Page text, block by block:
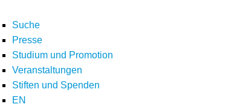
Suche
Presse
Studium und Promotion
Veranstaltungen
Stiften und Spenden
EN
Home E-Letter Newsletter April 2026
Teilen